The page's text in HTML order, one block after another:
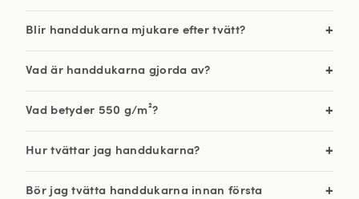
Blir handdukarna mjukare efter tvätt?
Vad är handdukarna gjorda av?
Vad betyder 550 g/m²?
Hur tvättar jag handdukarna?
Bör jag tvätta handdukarna innan första